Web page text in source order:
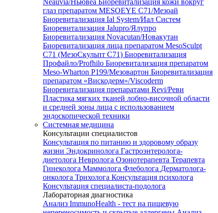
Neauvia/Ньювеа Биоревитализация кожи вокруг
глаз препаратом MESOEYE C71/Мезоай
Биоревитализация Ial System/Иал Систем
Биоревитализация Jalupro/Ялупро
Биоревитализация Novacutan/Новакутан
Биоревитализация лица препаратом MesoSculpt
C71 (МезоСкульпт С71) Биоревитализация
Профайло/Profhilo Биоревитализация препаратом
Meso-Wharton P199/Мезовартон Биоревитализация
препаратом «Вискодерм»/Viscoderm
Биоревитализация препаратами Revi/Реви
Пластика мягких тканей лобно-височной области
и средней зоны лица с использованием
эндоскопической техники
Системная медицина
Консультации специалистов
Консультация по питанию и здоровому образу
жизни Эндокринолога Гастроэнтеролога-
диетолога Невролога Озонотерапевта Терапевта
Гинеколога Маммолога Флеболога Дерматолога-
онколога Трихолога Консультация психолога
Консультация специалиста-подолога
Лабораторная диагностика
Анализ ImmunoHealth - тест на пищевую